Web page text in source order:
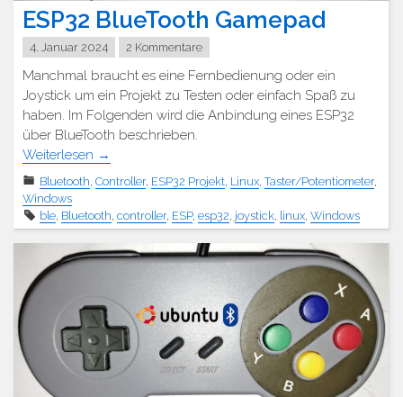
ESP32 BlueTooth Gamepad
4. Januar 2024 2 Kommentare
Manchmal braucht es eine Fernbedienung oder ein
Joystick um ein Projekt zu Testen oder einfach Spaß zu
haben. Im Folgenden wird die Anbindung eines ESP32
über BlueTooth beschrieben.
Weiterlesen →
Bluetooth Controller, ESP32 Projekt Linux ,Taster/Potentiometer,
Windows
ble Bluetooth controller, ESP, esp32 joystick linux Windows